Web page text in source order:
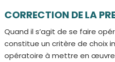
CORRECTION DE LA
Quand il s’agit de se faire
constitue un critère de choix
opératoire à mettre en œuvre.